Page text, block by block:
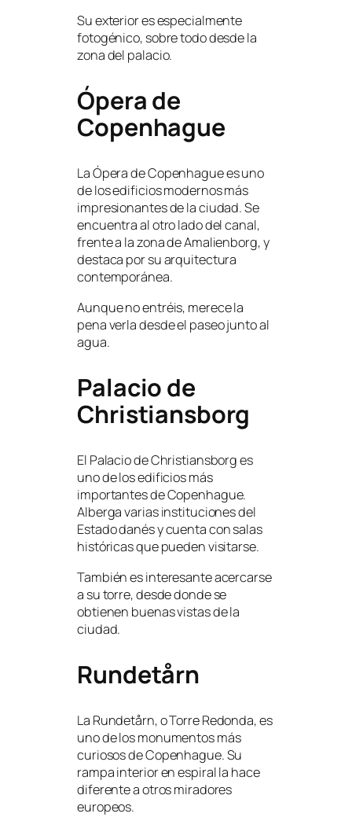
Su exterior es especialmente
fotogénico, sobre todo desde la
zona del palacio.
Ópera de
Copenhague
La Ópera de Copenhague es uno
de los edificios modernos más
impresionantes de la ciudad. Se
encuentra al otro lado del canal,
frente a la zona de Amalienborg, y
destaca por su arquitectura
contemporánea.
Aunque no entréis, merece la
pena verla desde el paseo junto al
agua.
Palacio de
Christiansborg
El Palacio de Christiansborg es
uno de los edificios más
importantes de Copenhague.
Alberga varias instituciones del
Estado danés y cuenta con salas
históricas que pueden visitarse.
También es interesante acercarse
a su torre, desde donde se
obtienen buenas vistas de la
ciudad.
Rundetårn
La Rundetårn, o Torre Redonda, es
uno de los monumentos más
curiosos de Copenhague. Su
rampa interior en espiral la hace
diferente a otros miradores
europeos.